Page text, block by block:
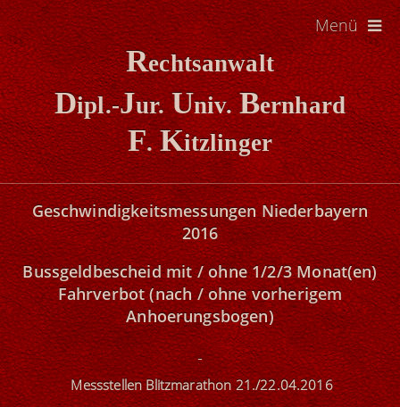
Rechtsanwalt
Dipl.-Jur.Univ.Bernhard
F.Kitzlinger
Menü
Geschwindigkeitsmessungen Niederbayern
2016
Bussgeldbescheid mit / ohne 1/2/3 Monat(en)
Fahrverbot(nach / ohne vorherigem
Anhoerungsbogen)
Messstellen Blitzmarathon 21./22.04.2016